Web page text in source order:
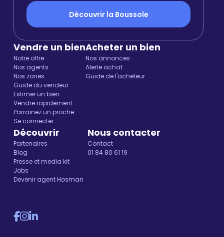
Découvrir la Boussole
Vendre un bien
Notre offre
Nos agents
Nos zones
Guide du vendeur
Estimer un bien
Vendre rapidement
Parrainez un proche
Se connecter
Acheter un bien
Nos annonces
Alerte achat
Guide de l'acheteur
Découvrir
Partenaires
Blog
Presse et media kit
Jobs
Devenir agent Hosman
Nous contacter
Contact
01 84 80 61 19